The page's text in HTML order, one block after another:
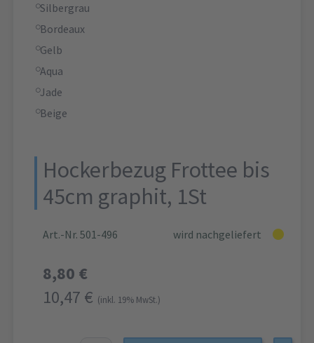
Silbergrau
Bordeaux
Gelb
Aqua
Jade
Beige
Hockerbezug Frottee bis
45cm graphit, 1St
Art.-Nr. 501-496 wird nachgeliefert
8,80 €
10,47 € (inkl. 19% MwSt.)